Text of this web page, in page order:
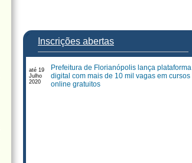
Inscrições abertas
até 19
Julho
2020
Prefeitura de Florianópolis lança plataforma
digital com mais de 10 mil vagas em cursos
online gratuitos